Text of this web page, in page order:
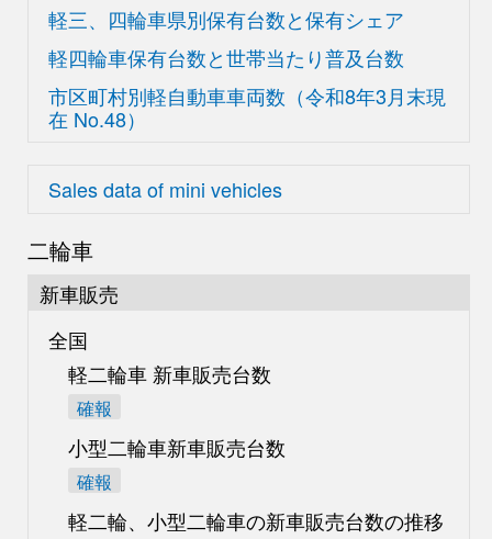
軽三、四輪車県別保有台数と保有シェア
軽四輪車保有台数と世帯当たり普及台数
市区町村別軽自動車車両数 （令和8年3月末現
在 No.48）
Sales data of mini vehicles
二輪車
新車販売
全国
軽二輪車 新車販売台数
確報
小型二輪車新車販売台数
確報
軽二輪、小型二輪車の新車販売台数の推移